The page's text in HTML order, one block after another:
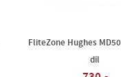
FliteZone Hughes
díl